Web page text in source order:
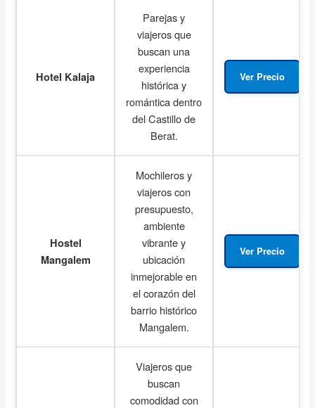
Hotel Kalaja
Parejas y
viajeros que
buscan una
experiencia
histórica y
romántica dentro
del Castillo de
Berat.
Ver Precio
Hostel
Mangalem
Mochileros y
viajeros con
presupuesto,
ambiente
vibrante y
ubicación
inmejorable en
el corazón del
barrio histórico
Mangalem.
Ver Precio
Viajeros que
buscan
comodidad con